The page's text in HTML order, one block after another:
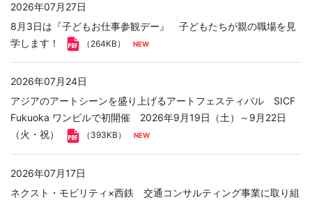
2026年07月27日
8月3日は『子どもお仕事参観デー』 子どもたちが親の職場を見
学します！
（264KB）
2026年07月24日
アジアのアートシーンを盛り上げるアートフェスティバル SICF
Fukuoka ワンビルで初開催 2026年9月19日（土）～9月22日
（火・祝）
（393KB）
2026年07月17日
ネクスト・モビリティ×西鉄 交通コンサルティング事業に取り組